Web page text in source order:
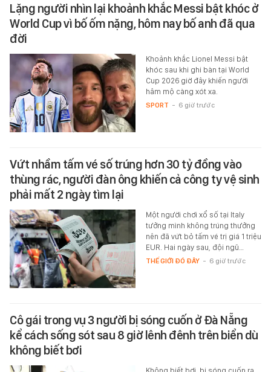
Lặng người nhìn lại khoảnh khắc Messi bật khóc ở
World Cup vì bố ốm nặng, hôm nay bố anh đã qua
đời
Khoảnh khắc Lionel Messi bật
khóc sau khi ghi bàn tại World
Cup 2026 giờ đây khiến người
hâm mộ càng xót xa.
SPORT - 6 giờ trước
Vứt nhầm tấm vé số trúng hơn 30 tỷ đồng vào
thùng rác, người đàn ông khiến cả công ty vệ sinh
phải mất 2 ngày tìm lại
Một người chơi xổ số tại Italy
tưởng mình không trúng thưởng
nên đã vứt bỏ tấm vé trị giá 1 triệu
EUR. Hai ngày sau, đội ngũ…
THẾ GIỚI ĐÓ ĐÂY - 6 giờ trước
Cô gái trong vụ 3 người bị sóng cuốn ở Đà Nẵng
kể cách sống sót sau 8 giờ lênh đênh trên biển dù
không biết bơi